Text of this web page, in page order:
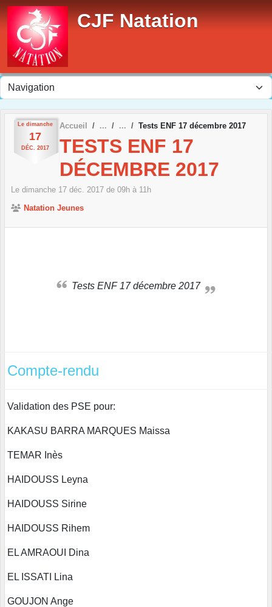
CJF Natation
Le dimanche
17
DÉC. 2017
Accueil Tests ENF 17 décembre 2017
TESTS ENF 17
DÉCEMBRE 2017
Le dimanche 17 déc. 2017 de 09h à 11h
Natation Jeunes
Tests ENF 17 décembre 2017
Compte-rendu
Validation des PSE pour:
KAKASU BARRA MARQUES Maissa
TEMAR Inès
HAIDOUSS Leyna
HAIDOUSS Sirine
HAIDOUSS Rihem
EL AMRAOUI Dina
EL ISSATI Lina
GOUJON Ange
Panneau de gestion des cookies